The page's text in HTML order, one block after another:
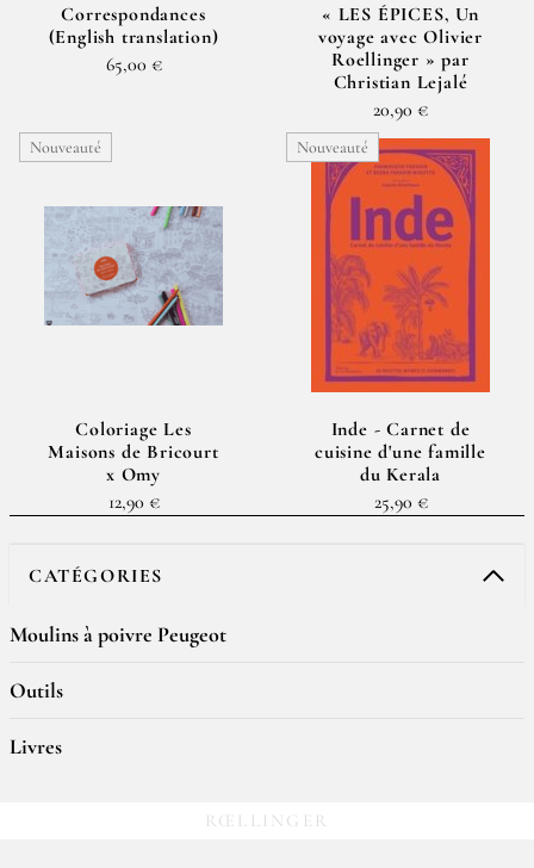
Correspondances
(English translation)
65,00 €
« LES ÉPICES, Un
voyage avec Olivier
Roellinger » par
Christian Lejalé
20,90 €
Nouveauté
Coloriage Les
Maisons de Bricourt
x Omy
12,90 €
Nouveauté
Inde - Carnet de
cuisine d'une famille
du Kerala
25,90 €
CATÉGORIES
Moulins à poivre Peugeot
Outils
Livres
RŒLLINGER